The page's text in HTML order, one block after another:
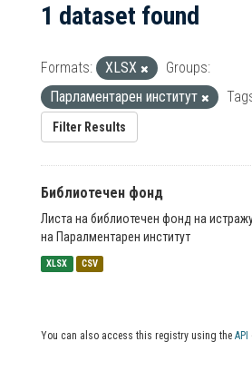
1 dataset found
Formats: XLSX
Groups:
Парламентарен институт
Filter Results
Библиотечен фонд
Листа на библиотечен фонд на
на Паралментарен институт
XLSX CSV
You can also access this registry using the API